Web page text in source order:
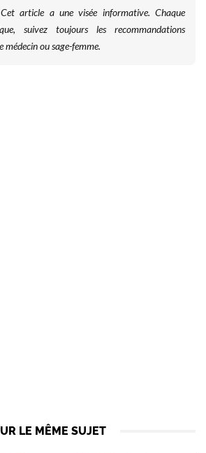
article a une visée informative. Chaque
suivez toujours les recommandations
médecin ou sage-femme.
LE MÊME SUJET